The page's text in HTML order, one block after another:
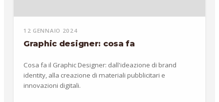
12 GENNAIO 2024
Graphic designer: cosa fa
Cosa fa il Graphic Designer: dall'ideazione di brand
identity, alla creazione di materiali pubblicitari e
innovazioni digitali.